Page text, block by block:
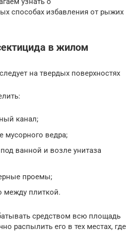
способах избавления от рыжих
в жилом
на твердых поверхностях
канал;
мусорного ведра;
ванной и возле унитаза
проемы;
между плиткой.
средством всю площадь
распылить его в тех местах, где